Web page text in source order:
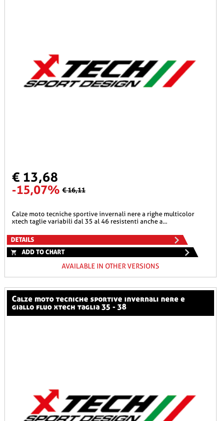
€ 13,68
-15,07% € 16,11
calze moto tecniche sportive invernali nere a righe multicolor
xtech taglie variabili dal 35 al 46 resistenti anche a...
DETAILS
ADD TO CHART
AVAILABLE IN OTHER VERSIONS
calze moto tecniche sportive invernali nere e
giallo fluo xtech taglia 35 - 38